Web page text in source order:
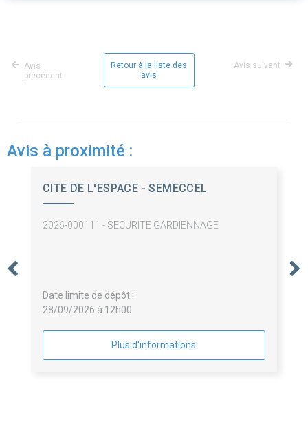
Avis
précédent
Retour à la liste des
avis
Avis suivant
Avis à proximité :
CITE DE L'ESPACE - SEMECCEL
2026-000111 - SECURITE GARDIENNAGE
Date limite de dépôt :
28/09/2026 à 12h00
Plus d'informations